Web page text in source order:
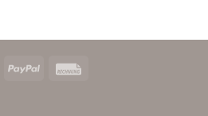
MasterCardPayPal